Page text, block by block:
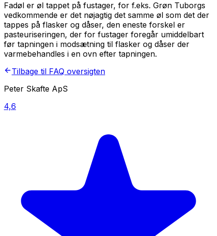
Fadøl er øl tappet på fustager, for f.eks. Grøn Tuborgs
vedkommende er det nøjagtig det samme øl som det der
tappes på flasker og dåser, den eneste forskel er
pasteuriseringen, der for fustager foregår umiddelbart
før tapningen i modsætning til flasker og dåser der
varmebehandles i en ovn efter tapningen.
Tilbage til FAQ oversigten
Peter Skafte ApS
4,6